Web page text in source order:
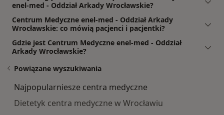
enel-med - Oddział Arkady Wrocławskie?
Centrum Medyczne enel-med - Oddział Arkady
Wrocławskie: co mówią pacjenci i pacjentki?
Gdzie jest Centrum Medyczne enel-med - Oddział
Arkady Wrocławskie?
Powiązane wyszukiwania
Najpopularniesze centra medyczne
Dietetyk centra medyczne w Wrocławiu